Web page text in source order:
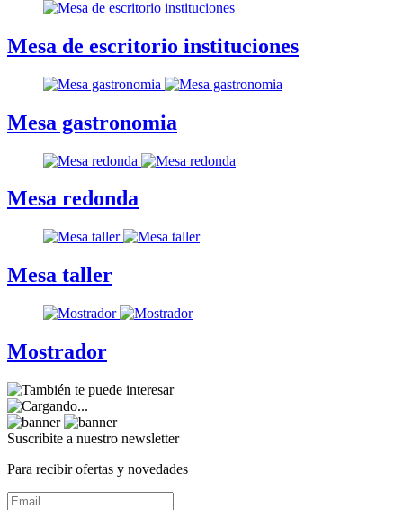
Mesa de escritorio instituciones
Mesa gastronomia
Mesa redonda
Mesa taller
Mostrador
Suscribite a nuestro newsletter
Para recibir ofertas y novedades